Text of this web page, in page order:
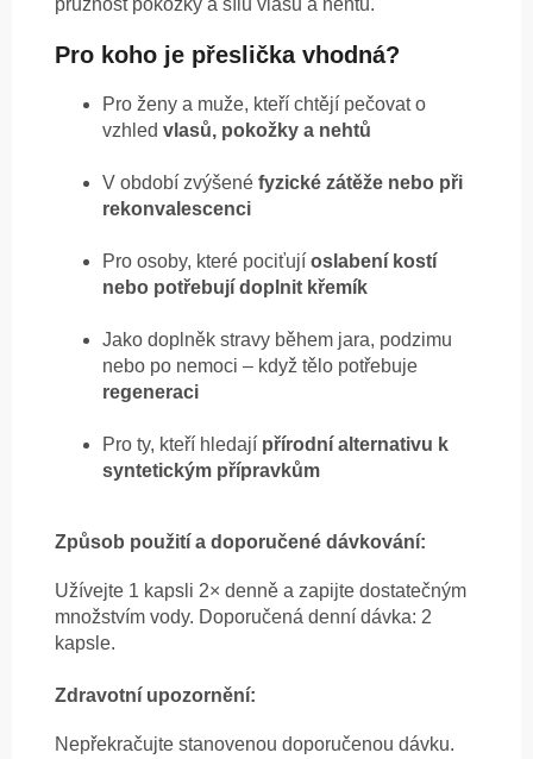
pružnost pokožky a sílu vlasů a nehtů.
Pro koho je přeslička vhodná?
Pro ženy a muže, kteří chtějí pečovat o
vzhled vlasů, pokožky a nehtů
V období zvýšené fyzické zátěže nebo při
rekonvalescenci
Pro osoby, které pociťují oslabení kostí
nebo potřebují doplnit křemík
Jako doplněk stravy během jara, podzimu
nebo po nemoci – když tělo potřebuje
regeneraci
Pro ty, kteří hledají přírodní alternativu k
syntetickým přípravkům
Způsob použití a doporučené dávkování:
Užívejte 1 kapsli 2× denně a zapijte dostatečným
množstvím vody. Doporučená denní dávka: 2
kapsle.
Zdravotní upozornění:
Nepřekračujte stanovenou doporučenou dávku.